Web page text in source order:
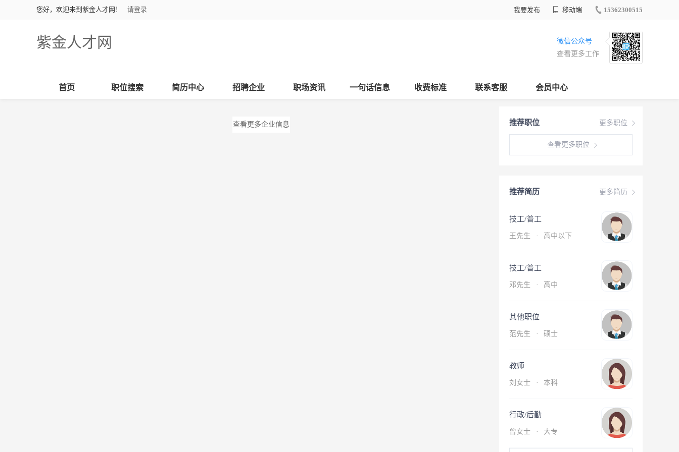
您好，欢迎来到紫金人才网！ 请登录 我要发布 移动端 15362300515
紫金人才网
微信公众号
查看更多工作
首页 职位搜索 简历中心 招聘企业 职场资讯 一句话信息 收费标准 联系客服 会员中心
更多职位
推荐职位
查看更多职位
更多简历
推荐简历
技工/普工
王先生 · 高中以下
技工/普工
邓先生 · 高中
其他职位
范先生 · 硕士
教师
刘女士 · 本科
行政/后勤
曾女士 · 大专
查看更多企业信息